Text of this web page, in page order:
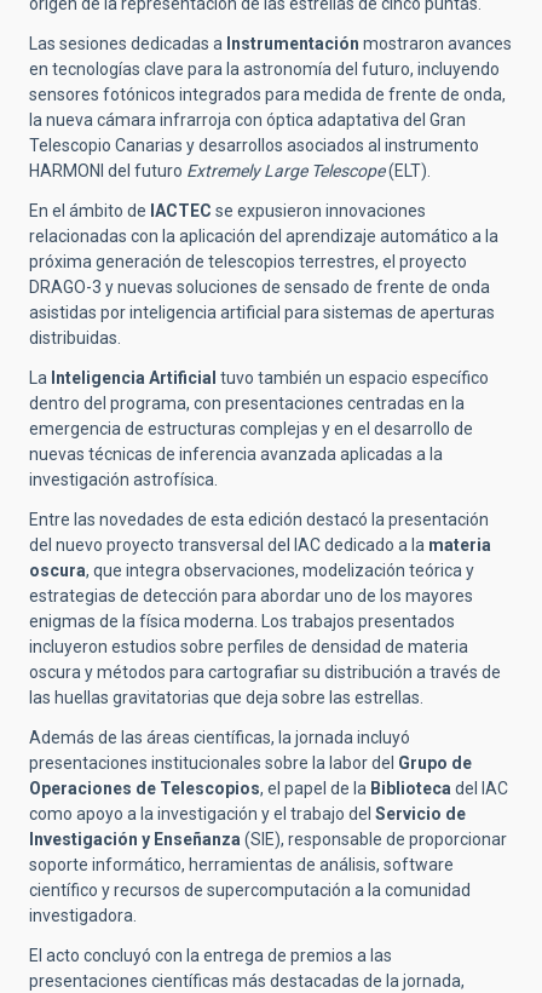
Las sesiones dedicadas a Instrumentación mostraron avances
en tecnologías clave para la astronomía del futuro, incluyendo
sensores fotónicos integrados para medida de frente de onda,
la nueva cámara infrarroja con óptica adaptativa del Gran
Telescopio Canarias y desarrollos asociados al instrumento
HARMONI del futuro Extremely Large Telescope(ELT).
En el ámbito de IACTEC se expusieron innovaciones
relacionadas con la aplicación del aprendizaje automático a la
próxima generación de telescopios terrestres, el proyecto
DRAGO-3 y nuevas soluciones de sensado de frente de onda
asistidas por inteligencia artificial para sistemas de aperturas
distribuidas.
La Inteligencia Artificial tuvo también un espacio específico
dentro del programa, con presentaciones centradas en la
emergencia de estructuras complejas y en el desarrollo de
nuevas técnicas de inferencia avanzada aplicadas a la
investigación astrofísica.
Entre las novedades de esta edición destacó la presentación
del nuevo proyecto transversal del IAC dedicado a la materia
oscura, que integra observaciones, modelización teórica y
estrategias de detección para abordar uno de los mayores
enigmas de la física moderna. Los trabajos presentados
incluyeron estudios sobre perfiles de densidad de materia
oscura y métodos para cartografiar su distribución a través de
las huellas gravitatorias que deja sobre las estrellas.
Además de las áreas científicas, la jornada incluyó
presentaciones institucionales sobre la labor del Grupo de
Operaciones de Telescopios, el papel de la Biblioteca del IAC
como apoyo a la investigación y el trabajo del Servicio de
Investigación y Enseñanza (SIE), responsable de proporcionar
soporte informático, herramientas de análisis, software
científico y recursos de supercomputación a la comunidad
investigadora.
El acto concluyó con la entrega de premios a las
presentaciones científicas más destacadas de la jornada,